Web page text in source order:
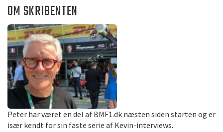
OM SKRIBENTEN
Peter har været en del af BMF1.dk næsten siden starten og er
især kendt for sin faste serie af Kevin-interviews.